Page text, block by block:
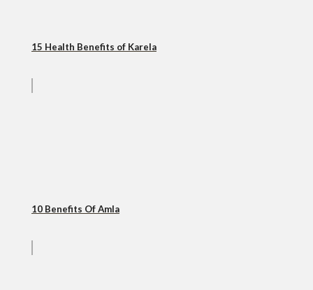
15 Health Benefits of Karela
10 Benefits Of Amla